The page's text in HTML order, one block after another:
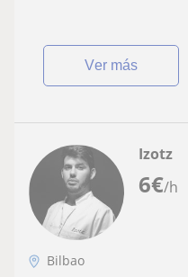
ver más
6€/h
Izotz
Bilbao